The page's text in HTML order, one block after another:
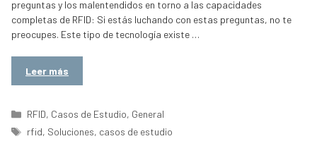
preguntas y los malentendidos en torno a las capacidades
completas de RFID: Si estás luchando con estas preguntas, no te
preocupes. Este tipo de tecnología existe …
Leer más
Categorías
RFID, Casos de Estudio, General
Etiquetas
rfid, Soluciones, casos de estudio